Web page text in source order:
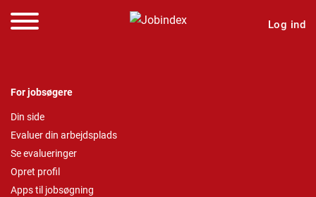
Log ind
For jobsøgere
Din side
Evaluer din arbejdsplads
Se evalueringer
Opret profil
Apps til jobsøgning